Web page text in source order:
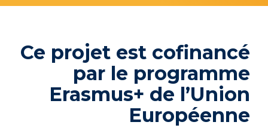
Ce projet est cofinancé
par le programme
Erasmus+ de l’Union
Européenne